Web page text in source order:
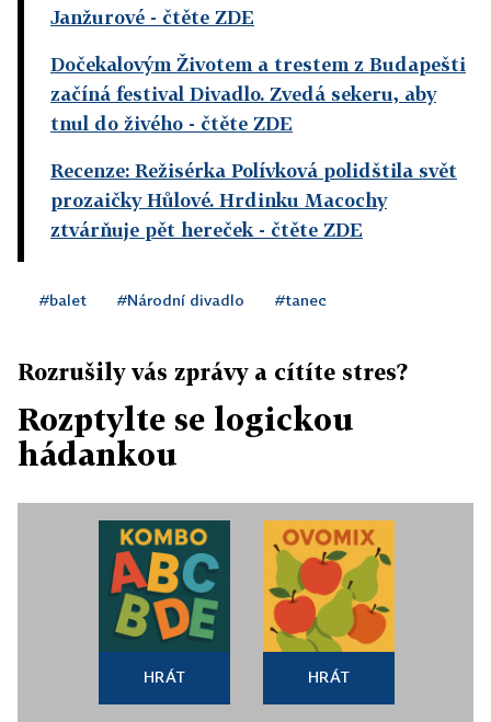
Janžurové - čtěte ZDE
Dočekalovým Životem a trestem z Budapešti
začíná festival Divadlo. Zvedá sekeru, aby
tnul do živého - čtěte ZDE
Recenze: Režisérka Polívková polidštila svět
prozaičky Hůlové. Hrdinku Macochy
ztvárňuje pět hereček - čtěte ZDE
#balet #Národní divadlo #tanec
Rozrušily vás zprávy a cítíte stres?
Rozptylte se logickou
hádankou
HRÁT HRÁT